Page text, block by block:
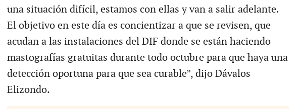
una situación difícil, estamos con ellas y van a salir adelante.
El objetivo en este día es concientizar a que se revisen, que
acudan a las instalaciones del DIF donde se están haciendo
mastografías gratuitas durante todo octubre para que haya una
detección oportuna para que sea curable”, dijo Dávalos
Elizondo.